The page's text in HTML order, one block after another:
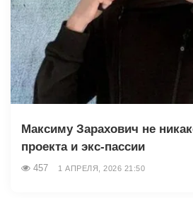
Максиму Зарахович не
проекта и экс-пассии
457 1 АПРЕЛЯ, 2026 21:50